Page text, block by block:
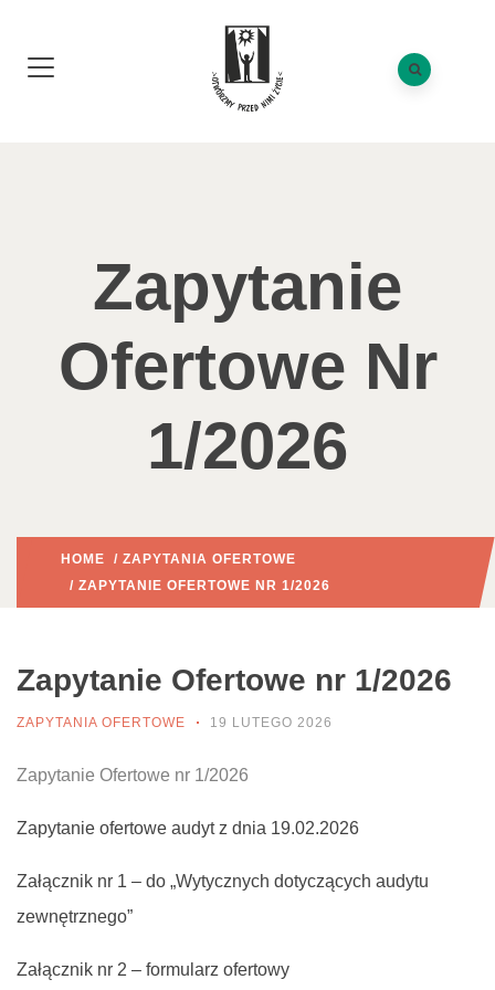
Zapytanie
Ofertowe Nr
1/2026
HOME / ZAPYTANIA OFERTOWE
/ ZAPYTANIE OFERTOWE NR 1/2026
Zapytanie Ofertowe nr 1/2026
ZAPYTANIA OFERTOWE 19 LUTEGO 2026
Zapytanie Ofertowe nr 1/2026
Zapytanie ofertowe audyt z dnia 19.02.2026
Załącznik nr 1 – do „Wytycznych dotyczących audytu
zewnętrznego”
Załącznik nr 2 – formularz ofertowy